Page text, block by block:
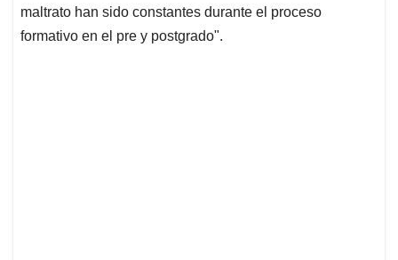
maltrato han sido constantes durante el proceso
formativo en el pre y postgrado".